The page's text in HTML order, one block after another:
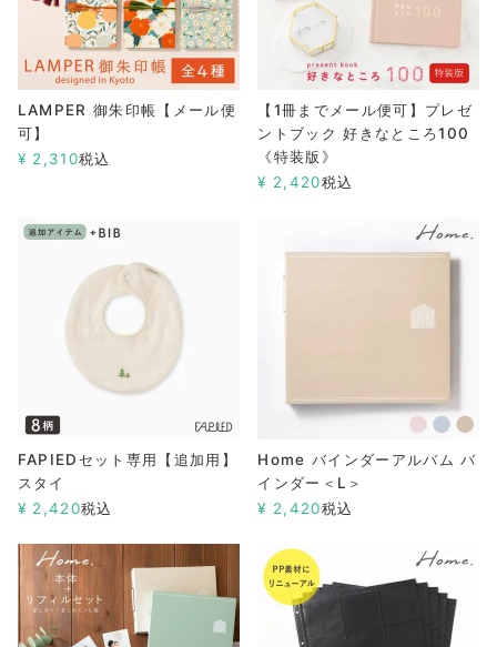
LAMPER 御朱印帳【メール便
可】
¥ 2,310税込
【1冊までメール便可】プレゼ
ントブック 好きなところ100
《特装版》
¥ 2,420税込
FAPIEDセット専用【追加用】
スタイ
¥ 2,420税込
Home バインダーアルバム バ
インダー＜L＞
¥ 2,420税込